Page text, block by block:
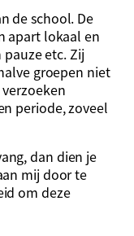
de school. De
apart lokaal en
etc. Zij
groepen niet
periode, zoveel
dan dien je
mij door te
om deze